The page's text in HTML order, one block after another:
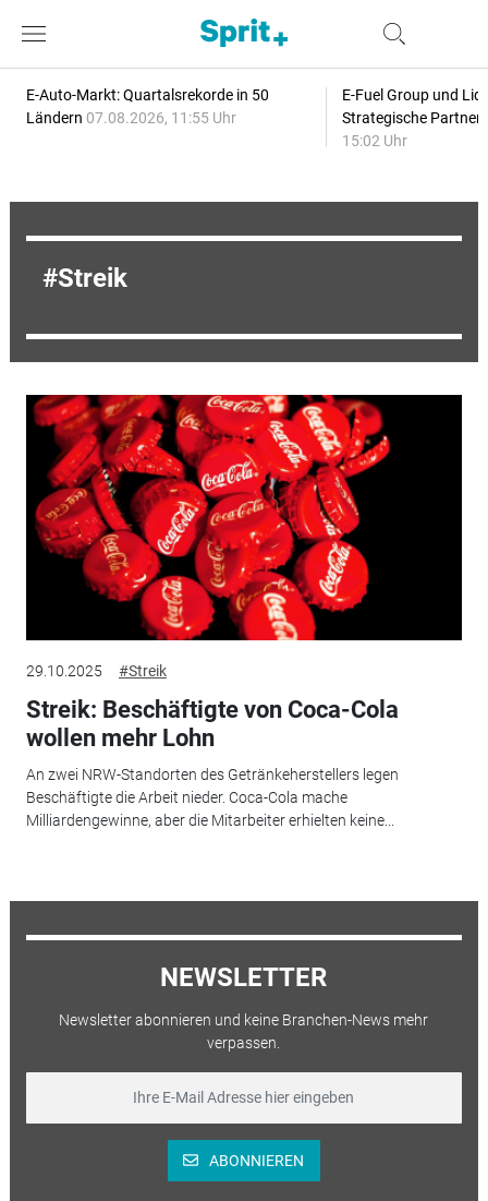
E-Auto-Markt: Quartalsrekorde in 50
Ländern 07.08.2026, 11:55 Uhr
E-Fuel Group und
Strategische
15:02 Uhr
Streik
29.10.2025 #Streik
Streik: Beschäftigte von Coca-Cola
wollen mehr Lohn
An zwei NRW-Standorten des Getränkeherstellers legen
Beschäftigte die Arbeit nieder. Coca-Cola mache
Milliardengewinne, aber die Mitarbeiter erhielten keine...
NEWSLETTER
Newsletter abonnieren und keine Branchen-News mehr
verpassen.
ABONNIEREN